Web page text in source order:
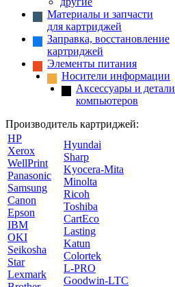
Материалы и запчасти
для картриджей
Заправка, восстановление
картриджей
Элементы питания
Носители информации
Аксессуары и детали
компьютеров
Производитель картриджей:
HP
Xerox
WellPrint
Panasonic
Samsung
Canon
Epson
IBM
OKI
Seikosha
Star
Lexmark
Hyundai
Sharp
Kyocera-Mita
Minolta
Ricoh
Toshiba
CartEco
Lasting
Katun
Colortek
L-PRO
Goodwin-LTC